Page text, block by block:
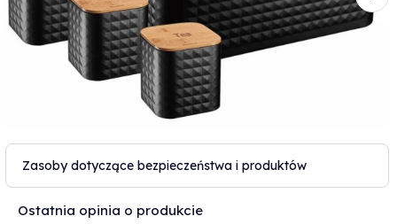
Zasoby dotyczące bezpieczeństwa i produktów
Ostatnia opinia o produkcie